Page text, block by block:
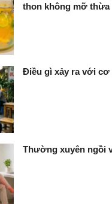
thon không mỡ thừa
Điều gì xảy ra với cơ
Thường xuyên ngồi